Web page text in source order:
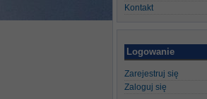
Kontakt
Logowanie
Zarejestruj się
Zaloguj się